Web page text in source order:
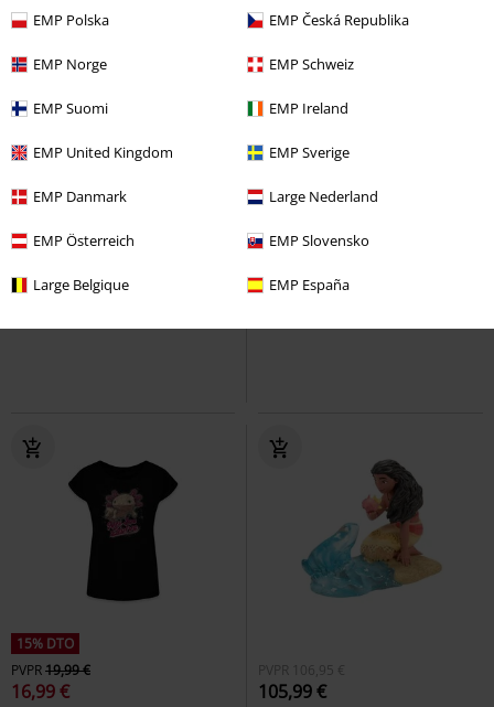
EMP Polska EMP Česká Republika
EMP Norge EMP Schweiz
EMP Suomi EMP Ireland
EMP United Kingdom EMP Sverige
EMP Danmark Large Nederland
EMP Österreich EMP Slovensko
Large Belgique EMP España
19,99 €
Snoopy und Woodstock
19,99 €
Trippy Cat
15% DTO
PVPR19,99 €
16,99 €
PVPR 106,95 €
105,99 €